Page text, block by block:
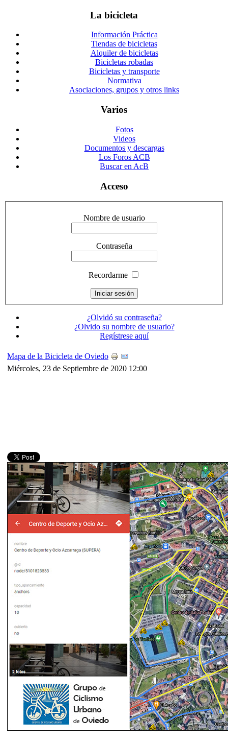
La bicicleta
Información Práctica
Tiendas de bicicletas
Alquiler de bicicletas
Bicicletas robadas
Bicicletas y transporte
Normativa
Asociaciones, grupos y otros links
Varios
Fotos
Videos
Documentos y descargas
Los Foros ACB
Buscar en AcB
Acceso
Nombre de usuario
Contraseña
Recordarme
¿Olvidó su contraseña?
¿Olvido su nombre de usuario?
Regístrese aquí
Mapa de la Bicicleta de Oviedo
Miércoles, 23 de Septiembre de 2020 12:00